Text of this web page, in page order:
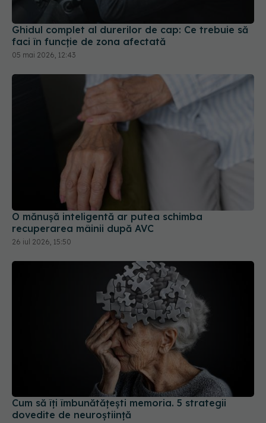
Ghidul complet al durerilor de cap: Ce trebuie să
faci în funcție de zona afectată
05 mai 2026, 12:43
O mănușă inteligentă ar putea schimba
recuperarea mâinii după AVC
26 iul 2026, 15:50
Cum să îți îmbunătățești memoria. 5 strategii
dovedite de neuroștiință